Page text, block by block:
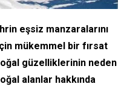
eşsiz manzaralarını
mükemmel bir fırsat
güzelliklerinin neden
alanlar hakkında